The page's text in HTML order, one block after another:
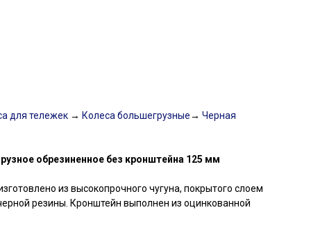
для тележек → Колеса большегрузные→ Черная
обрезиненное без кронштейна 125 мм
из высокопрочного чугуна, покрытого слоем
резины. Кронштейн выполнен из оцинкованной